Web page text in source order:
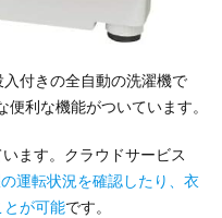
付きの全自動の洗濯機で
利な機能がついています。
ます。クラウドサービス
運転状況を確認したり、衣
とが可能です。